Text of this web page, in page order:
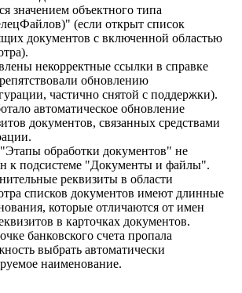
значением объектного типа
(если открыт список
документов с включенной областью
некорректные ссылки в справке
обновлению
частично снятой с поддержки).
автоматическое обновление
документов, связанных средствами
обработки документов" не
к подсистеме "Документы и файлы".
реквизиты в области
списков документов имеют длинные
которые отличаются от имен
в карточках документов.
банковского счета пропала
выбрать автоматически
наименование.